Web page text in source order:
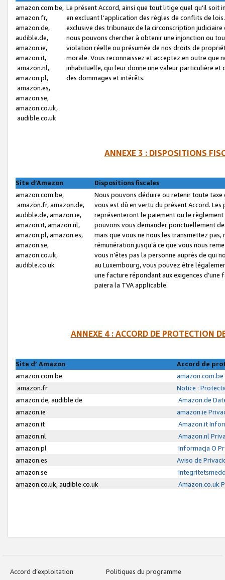
amazon.com.be,
amazon.fr,
amazon.de,
audible.de,
amazon.ie,
amazon.it,
amazon.nl,
amazon.pl,
amazon.es,
amazon.se,
amazon.co.uk,
audible.co.uk
Le présent Accord, ainsi que tout litige quel qu’il soit
en excluant l’application des règles de conflits de
exclusive des tribunaux de la circonscription
nous pouvons chercher à obtenir une injonction ou
violation réelle ou présumée de nos droits de
morale. Vous reconnaissez et acceptez en outre que
inhabituelle, qui leur donne une valeur particulière
des dommages et intérêts.
ANNEXE 3 : DISPOSITIONS
Site d’Amazon
Dispositions fiscales
amazon.com.be,
amazon.fr, amazon.de,
audible.de, amazon.ie,
amazon.it, amazon.nl,
amazon.pl, amazon.es,
amazon.se,
amazon.co.uk,
audible.co.uk
Nous pouvons déduire ou retenir toute
vous est dû en vertu du présent Accord.
représenteront le paiement ou le
pouvons vous demander ponctuellement
mais que vous ne nous les transmettez
rémunération jusqu’à ce que vous nous
vous n’êtes pas la personne auprès de qui
au Luxembourg, vous pouvez être
une facture répondant aux exigences
paiera la TVA applicable.
ANNEXE 4 : ACCORD DE PROTECTION
Site d’ Amazon
Accord de
amazon.com.be
amazon.fr
Notice :
amazon.de, audible.de
Amazon.de
amazon.ie
amazon.ie
amazon.it
Amazon.it
amazon.nl
Amazon.nl
amazon.pl
Informacja O
amazon.es
Aviso de
amazon.se
amazon.co.uk, audible.co.uk
Amazon.co.uk
Accord d’exploitation
Politiques du programme